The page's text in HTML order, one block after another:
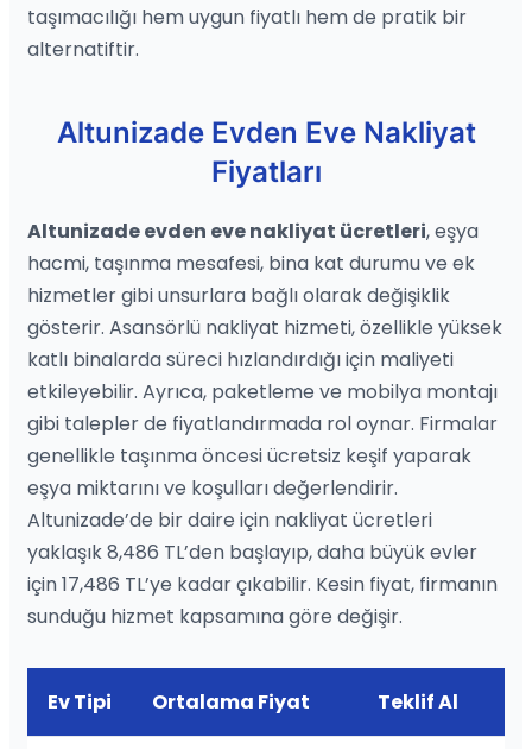
taşımacılığı hem uygun fiyatlı hem de pratik bir
alternatiftir.
Altunizade Evden Eve Nakliyat
Fiyatları
Altunizade evden eve nakliyat ücretleri, eşya
hacmi, taşınma mesafesi, bina kat durumu ve ek
hizmetler gibi unsurlara bağlı olarak değişiklik
gösterir. Asansörlü nakliyat hizmeti, özellikle yüksek
katlı binalarda süreci hızlandırdığı için maliyeti
etkileyebilir. Ayrıca, paketleme ve mobilya montajı
gibi talepler de fiyatlandırmada rol oynar. Firmalar
genellikle taşınma öncesi ücretsiz keşif yaparak
eşya miktarını ve koşulları değerlendirir.
Altunizade’de bir daire için nakliyat ücretleri
yaklaşık 8,486 TL’den başlayıp, daha büyük evler
için 17,486 TL’ye kadar çıkabilir. Kesin fiyat, firmanın
sunduğu hizmet kapsamına göre değişir.
Ev Tipi Ortalama Fiyat Teklif Al